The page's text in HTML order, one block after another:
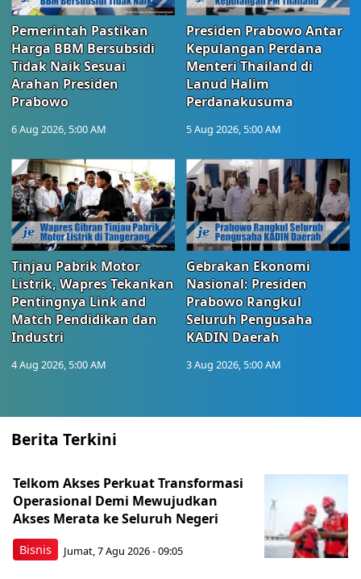
Pemerintah Pastikan
Harga BBM Bersubsidi
Tidak Naik Sesuai
Arahan Presiden
Prabowo
6 Aug 2026, 5:00 AM
Presiden Prabowo Antar
Kepulangan Perdana
Menteri Thailand di
Lanud Halim
Perdanakusuma
5 Aug 2026, 5:00 AM
Tinjau Pabrik Motor
Listrik, Wapres Tekankan
Pentingnya Link and
Match Pendidikan dan
Industri
4 Aug 2026, 5:00 AM
Gebrakan Ekonomi
Nasional: Presiden
Prabowo Rangkul
Seluruh Pengusaha
KADIN Daerah
3 Aug 2026, 5:00 AM
Berita Terkini
Bisnis
Telkom Akses Perkuat Transformasi
Operasional Demi Mewujudkan
Akses Merata ke Seluruh Negeri
Jumat, 7 Agu 2026 - 09:05